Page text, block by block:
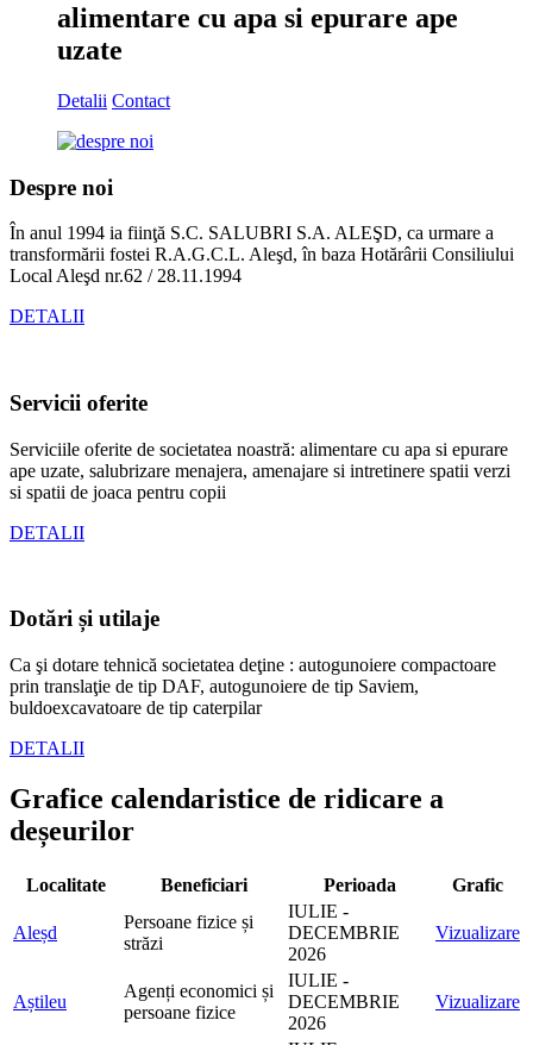
alimentare cu apa si epurare ape
uzate
Detalii Contact
Despre noi
În anul 1994 ia fiinţă S.C. SALUBRI S.A. ALEŞD, ca urmare a
transformării fostei R.A.G.C.L. Aleşd, în baza Hotărârii Consiliului
Local Aleşd nr.62 / 28.11.1994
DETALII
Servicii oferite
Serviciile oferite de societatea noastră: alimentare cu apa si epurare
ape uzate, salubrizare menajera, amenajare si intretinere spatii verzi
si spatii de joaca pentru copii
DETALII
Dotări și utilaje
Ca şi dotare tehnică societatea deţine : autogunoiere compactoare
prin translaţie de tip DAF, autogunoiere de tip Saviem,
buldoexcavatoare de tip caterpilar
DETALII
Grafice calendaristice de ridicare a
deșeurilor
Localitate Beneficiari Perioada Grafic
Aleșd
Persoane fizice și
străzi
IULIE -
DECEMBRIE
2026
Vizualizare
Aștileu
Agenți economici și
persoane fizice
IULIE -
DECEMBRIE
2026
Vizualizare